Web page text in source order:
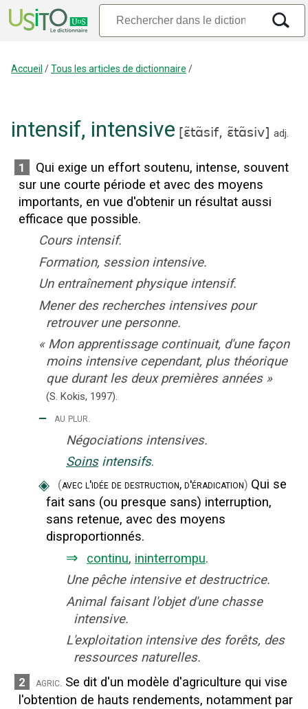
Accueil /Tous les articles de dictionnaire /
intensif, intensive [ɛ̃tɑ̃sif, ɛ̃tɑ̃siv] adj.
1
Qui exige un effort soutenu, intense, souvent
sur une courte période et avec des moyens
importants, en vue d'obtenir un résultat aussi
efficace que possible.
Cours intensif.
Formation, session intensive.
Un entraînement physique intensif.
Mener des recherches intensives pour
retrouver une personne.
« Mon apprentissage continuait, d'une façon
moins intensive cependant, plus théorique
que durant les deux premières années »
(S. Kokis, 1997).
‒ au plur.
Négociations intensives.
Soins intensifs.
◈ (avec l'idée de destruction, d'éradication) Qui se
fait sans (ou presque sans) interruption,
sans retenue, avec des moyens
disproportionnés.
⇒ continu, ininterrompu.
Une pêche intensive et destructrice.
Animal faisant l'objet d'une chasse
intensive.
L'exploitation intensive des forêts, des
ressources naturelles.
2 agric. Se dit d'un modèle d'agriculture qui vise
l'obtention de hauts rendements, notamment par